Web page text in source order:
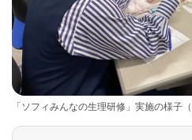
「ソフィみんなの生理研修」実施の様子（